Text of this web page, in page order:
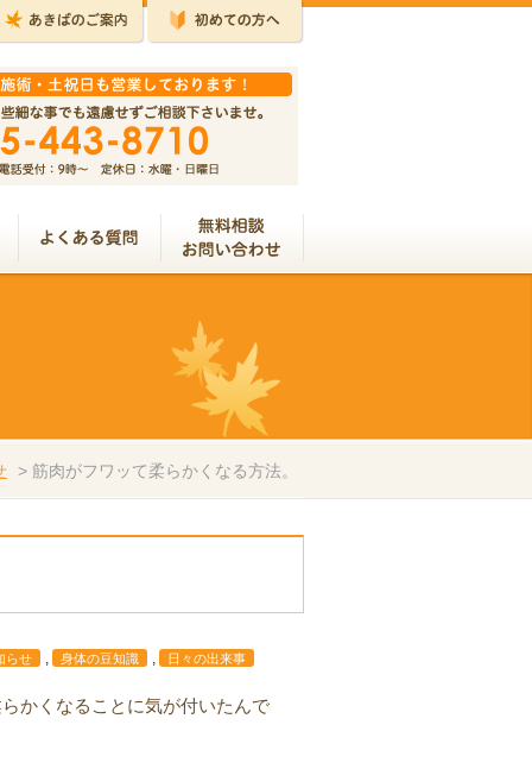
> 筋肉がフワッて柔らかくなる方法。
らせ 身体の豆知識 日々の出来事
かくなることに気が付いたんで